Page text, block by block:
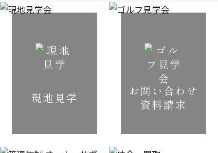
現地見学
お問い合わせ
資料請求